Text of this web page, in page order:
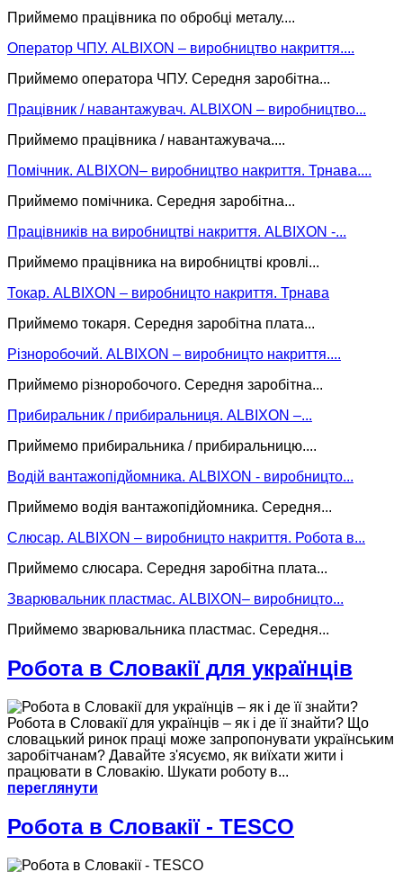
Приймемо працівника по обробці металу....
Оператор ЧПУ. ALBIXON – виробництво накриття....
Приймемо оператора ЧПУ. Середня заробітна...
Працівник / навантажувач. ALBIXON – виробництво...
Приймемо працівника / навантажувача....
Помічник. ALBIXON– виробництво накриття. Трнава....
Приймемо помічника. Середня заробітна...
Працівників на виробництві накриття. ALBIXON -...
Приймемо працівника на виробництві кровлі...
Токар. ALBIXON – виробницто накриття. Трнава
Приймемо токаря. Середня заробітна плата...
Різноробочий. ALBIXON – виробницто накриття....
Приймемо різноробочого. Середня заробітна...
Прибиральник / прибиральниця. ALBIXON –...
Приймемо прибиральника / прибиральницю....
Водій вантажопідйомника. ALBIXON - виробницто...
Приймемо водія вантажопідйомника. Середня...
Слюсар. ALBIXON – виробницто накриття. Робота в...
Приймемо слюсара. Середня заробітна плата...
Зварювальник пластмас. ALBIXON– виробницто...
Приймемо зварювальника пластмас. Середня...
Робота в Словакії для українців
Робота в Словакії для українців – як і де її знайти? Що
словацький ринок праці може запропонувати українським
заробітчанам? Давайте з'ясуємо, як виїхати жити і
працювати в Словакію. Шукати роботу в...
переглянути
Робота в Словакії - TESCO